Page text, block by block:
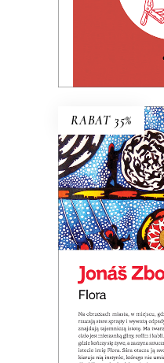
E-BOOK
RABAT 35%